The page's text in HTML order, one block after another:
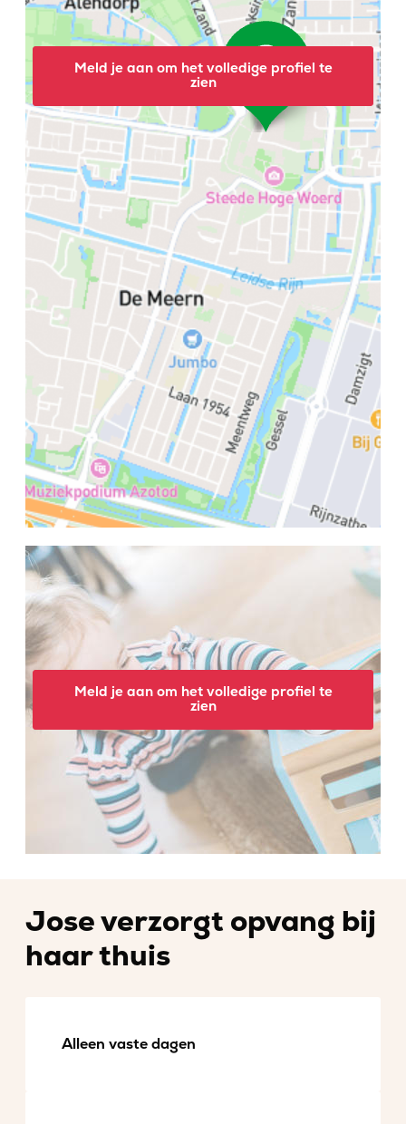
Meld je aan om het volledige profiel te
zien
Meld je aan om het volledige profiel te
zien
Jose verzorgt opvang bij
haar thuis
Alleen vaste dagen